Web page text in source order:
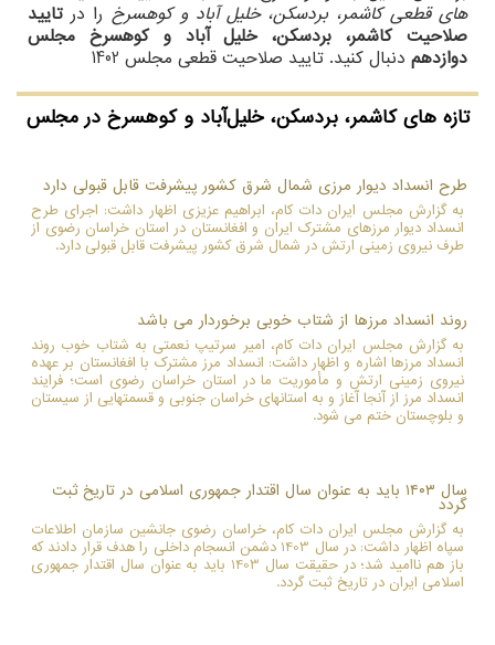
های قطعی کاشمر، بردسکن، خلیل آباد و کوهسرخ را در تایید
صلاحیت کاشمر، بردسکن، خلیل آباد و کوهسرخ مجلس
دوازدهم دنبال کنید. تایید صلاحیت قطعی مجلس 1402
تازه های کاشمر، بردسکن، خلیل‌آباد و کوهسرخ در مجلس
طرح انسداد دیوار مرزی شمال شرق کشور پیشرفت قابل قبولی دارد
به گزارش مجلس ایران دات کام، ابراهیم عزیزی اظهار داشت: اجرای طرح
انسداد دیوار مرزهای مشترک ایران و افغانستان در استان خراسان رضوی از
طرف نیروی زمینی ارتش در شمال شرق کشور پیشرفت قابل قبولی دارد.
روند انسداد مرزها از شتاب خوبی برخوردار می باشد
به گزارش مجلس ایران دات کام، امیر سرتیپ نعمتی به شتاب خوب روند
انسداد مرزها اشاره و اظهار داشت: انسداد مرز مشترک با افغانستان بر عهده
نیروی زمینی ارتش و مأموریت ما در استان خراسان رضوی است؛ فرایند
انسداد مرز از آنجا آغاز و به استانهای خراسان جنوبی و قسمتهایی از سیستان
و بلوچستان ختم می شود.
سال ۱۴۰۳ باید به عنوان سال اقتدار جمهوری اسلامی در تاریخ ثبت
گردد
به گزارش مجلس ایران دات کام، خراسان رضوی جانشین سازمان اطلاعات
سپاه اظهار داشت: در سال 1403 دشمن انسجام داخلی را هدف قرار دادند که
باز هم ناامید شد؛ در حقیقت سال 1403 باید به عنوان سال اقتدار جمهوری
اسلامی ایران در تاریخ ثبت گردد.